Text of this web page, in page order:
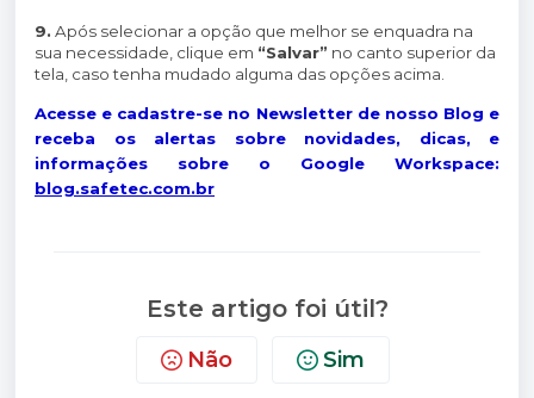
9. Após selecionar a opção que melhor se enquadra na
sua necessidade, clique em “Salvar” no canto superior da
tela, caso tenha mudado alguma das opções acima.
Acesse e cadastre-se no Newsletter de nosso Blog e
receba os alertas sobre novidades, dicas, e
informações sobre o Google Workspace:
blog.safetec.com.br
Este artigo foi útil?
Não Sim